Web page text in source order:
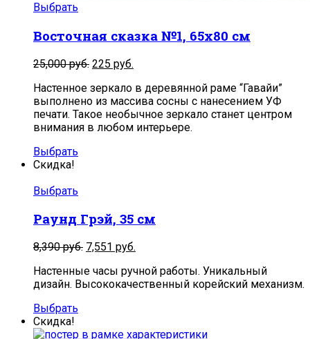
Выбрать
Восточная сказка №1, 65х80 см
25,000руб. Первоначальная
составляла
25,000
руб..
225 руб.
225
руб..
Настенное зеркало в деревянной раме “Гавайи”
выполнено из массива сосны с нанесением УФ
печати. Такое необычное зеркало станет центром
внимания в любом интерьере.
Выбрать
Скидка!
Выбрать
Раунд Грэй, 35 см
8,390руб. Первоначальная
составляла
8,390
7,551 руб.
7,551
руб..
Настенные часы ручной работы. Уникальный
дизайн. Высококачественный корейский механизм.
Выбрать
Скидка!